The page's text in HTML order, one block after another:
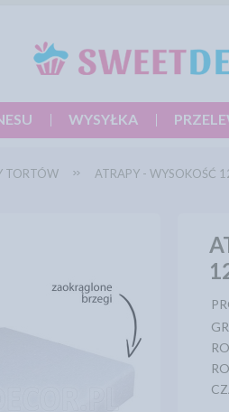
WYSYŁKA
TORTÓW ATRAPY - WYSOKOŚĆ